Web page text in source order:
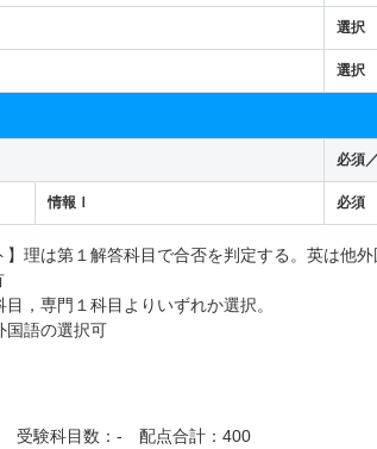
選択
選択
必須
情報Ⅰ 必須
理は第１解答科目で合否を判定する。英は他外
，専門１科目よりいずれか選択。
語の選択可
受験科目数：- 配点合計：400